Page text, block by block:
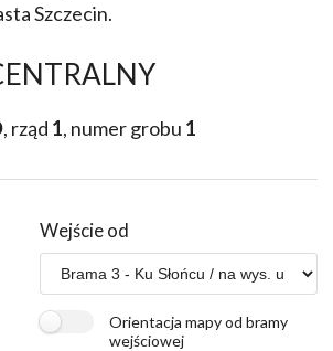
Szczecin.
, rząd 1, numer grobu 1
Wejście od
Orientacja mapy od bramy
wejściowej